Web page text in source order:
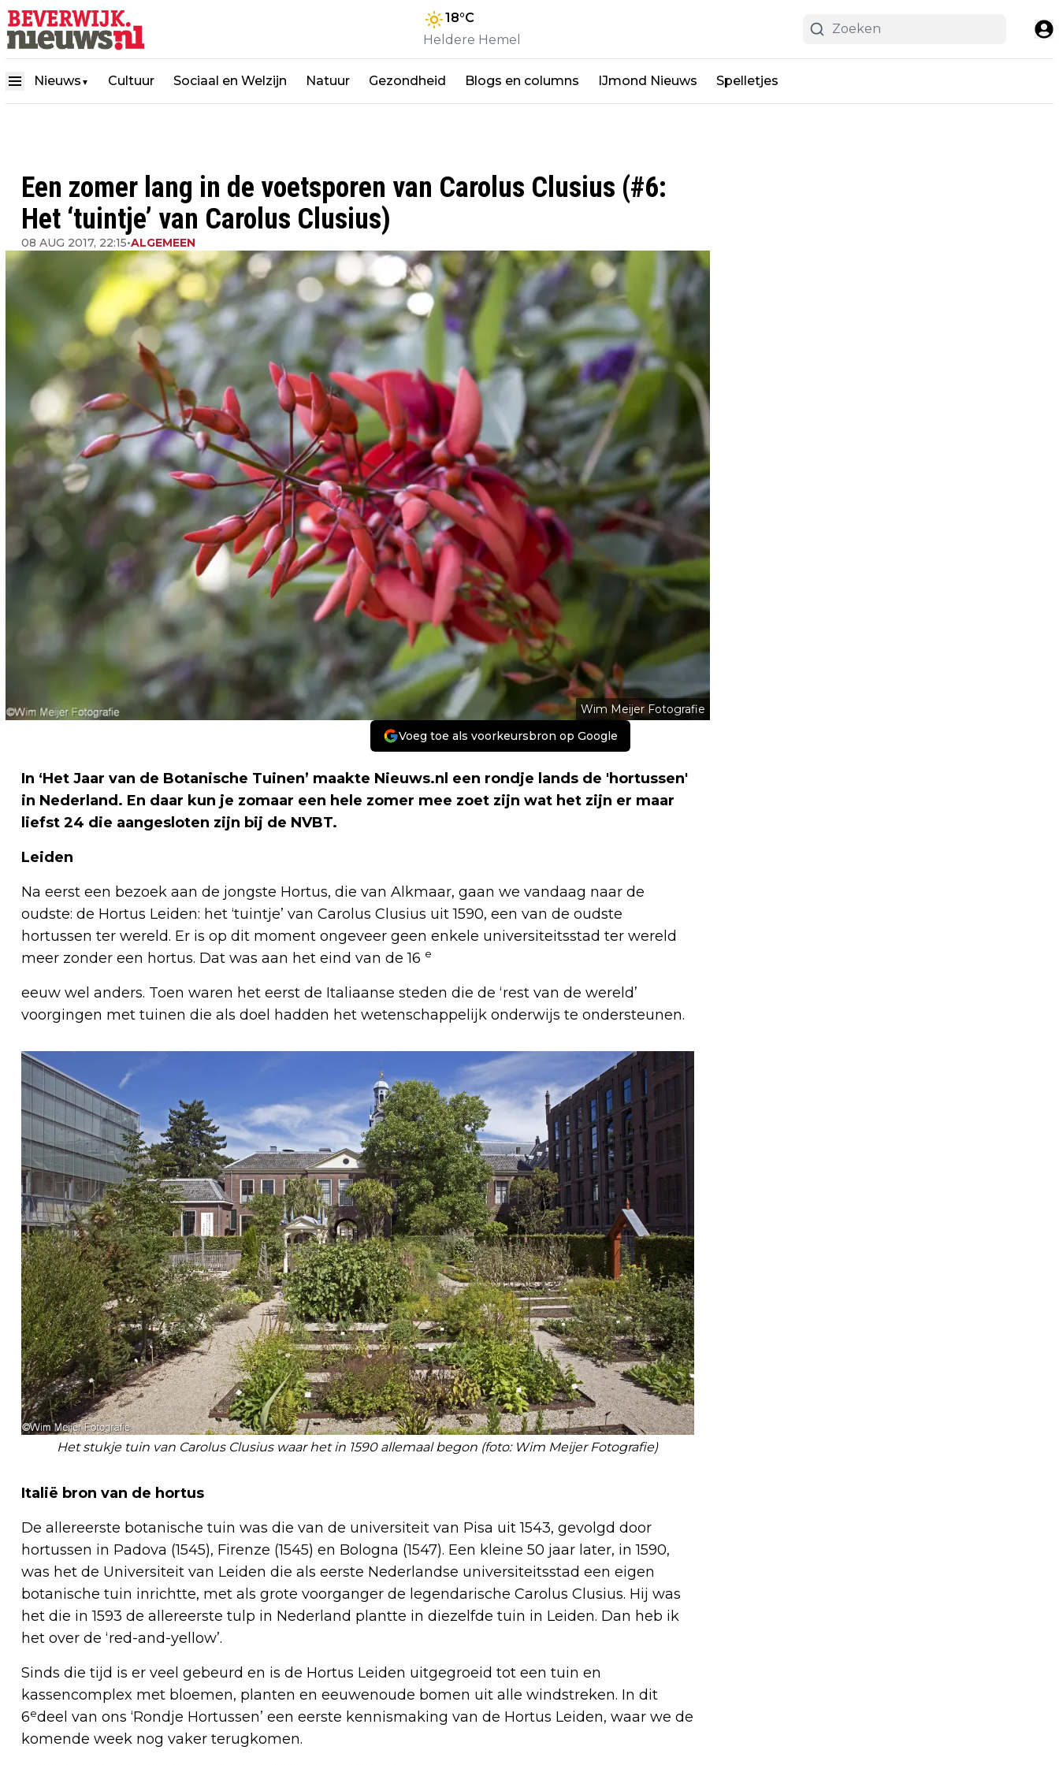
18°C
Heldere Hemel
Nieuws ▼ Cultuur Sociaal en Welzijn Natuur Gezondheid Blogs en columns IJmond Nieuws Spelletjes
Een zomer lang in de voetsporen van Carolus Clusius (#6:
Het ‘tuintje’ van Carolus Clusius)
08 AUG 2017, 22:15•ALGEMEEN
Wim Meijer Fotografie
Voeg toe als voorkeursbron op Google
In ‘Het Jaar van de Botanische Tuinen’ maakte Nieuws.nl een rondje lands de 'hortussen'
in Nederland. En daar kun je zomaar een hele zomer mee zoet zijn wat het zijn er maar
liefst 24 die aangesloten zijn bij de NVBT.
Leiden
Na eerst een bezoek aan de jongste Hortus, die van Alkmaar, gaan we vandaag naar de
oudste: de Hortus Leiden: het ‘tuintje’ van Carolus Clusius uit 1590, een van de oudste
hortussen ter wereld. Er is op dit moment ongeveer geen enkele universiteitsstad ter wereld
meer zonder een hortus. Dat was aan het eind van de 16 e
eeuw wel anders. Toen waren het eerst de Italiaanse steden die de ‘rest van de wereld’
voorgingen met tuinen die als doel hadden het wetenschappelijk onderwijs te ondersteunen.
Het stukje tuin van Carolus Clusius waar het in 1590 allemaal begon (foto: Wim Meijer Fotografie)
Italië bron van de hortus
De allereerste botanische tuin was die van de universiteit van Pisa uit 1543, gevolgd door
hortussen in Padova (1545), Firenze (1545) en Bologna (1547). Een kleine 50 jaar later, in 1590,
was het de Universiteit van Leiden die als eerste Nederlandse universiteitsstad een eigen
botanische tuin inrichtte, met als grote voorganger de legendarische Carolus Clusius. Hij was
het die in 1593 de allereerste tulp in Nederland plantte in diezelfde tuin in Leiden. Dan heb ik
het over de ‘red-and-yellow’.
Sinds die tijd is er veel gebeurd en is de Hortus Leiden uitgegroeid tot een tuin en
kassencomplex met bloemen, planten en eeuwenoude bomen uit alle windstreken. In dit
6edeel van ons ‘Rondje Hortussen’ een eerste kennismaking van de Hortus Leiden, waar we de
komende week nog vaker terugkomen.